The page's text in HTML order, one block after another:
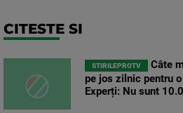
CITESTE SI
STIRILEPROTV
Câte
pe jos zilnic pentru
Experți: Nu sunt